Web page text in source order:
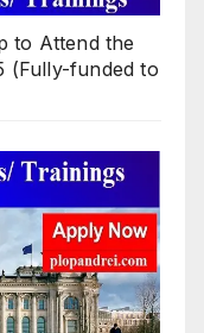
to Attend the
(Fully-funded to